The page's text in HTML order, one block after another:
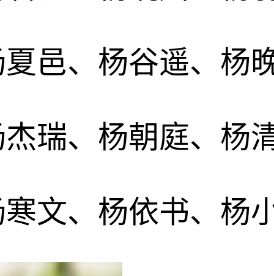
邑、杨谷遥、杨
瑞、杨朝庭、杨
文、杨依书、杨